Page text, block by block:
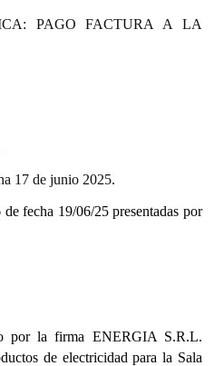
PAGO FACTURA A LA
17 de junio 2025.
fecha 19/06/25 presentadas por
por la firma ENERGIA S.R.L.
de electricidad para la Sala